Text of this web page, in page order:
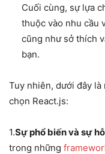
Cuối cùng, sự lựa
thuộc vào nhu cầu
cũng như sở thích
bạn.
Tuy nhiên, dưới đây
chọn React.js:
1.Sự phổ biến và sự
trong những